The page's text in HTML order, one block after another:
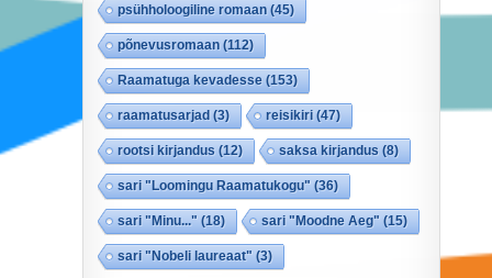
psühholoogiline romaan(45)
põnevusromaan(112)
Raamatuga kevadesse(153)
raamatusarjad(3) reisikiri(47)
rootsi kirjandus(12) saksa kirjandus(8)
sari "Loomingu Raamatukogu"(36)
sari "Minu..."(18) sari "Moodne Aeg"(15)
sari "Nobeli laureaat"(3)